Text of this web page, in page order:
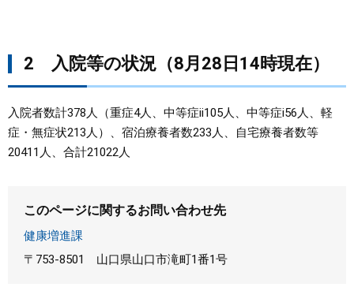
2 入院等の状況（8月28日14時現在）
入院者数計378人（重症4人、中等症ii105人、中等症i56人、軽
症・無症状213人）、宿泊療養者数233人、自宅療養者数等
20411人、合計21022人
このページに関するお問い合わせ先
健康増進課
〒753-8501
山口県山口市滝町1番1号